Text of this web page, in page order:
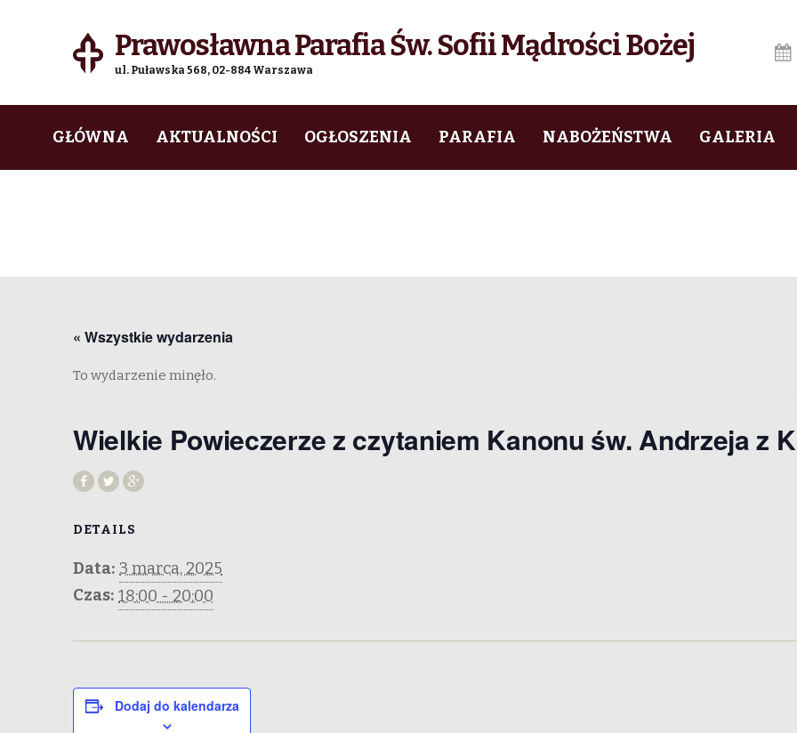
Prawosławna Parafia Św. Sofii Mądrości Bożej
ul. Puławska 568, 02-884 Warszawa
to
to
GŁÓWNA AKTUALNOŚCI OGŁOSZENIA PARAFIA NABOŻEŃSTWA GALERIA
« Wszystkie wydarzenia
To wydarzenie minęło.
Wielkie Powieczerze z czytaniem Kanonu św. Andrzeja z
DETAILS
Data: 3 marca, 2025
Czas: 18:00 - 20:00
Dodaj do kalendarza